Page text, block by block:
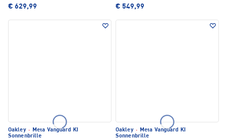
€ 629,99 € 549,99
Oakley · Meta Vanguard KI
Sonnenbrille
Oakley · Meta Vanguard KI
Sonnenbrille